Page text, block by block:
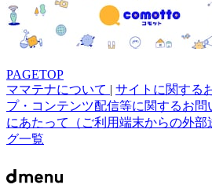
PAGETOP
ママテナについて | サイトに関する
プ・コンテンツ配信等に関するお問
にあたって（ご利用端末からの外部
グ一覧